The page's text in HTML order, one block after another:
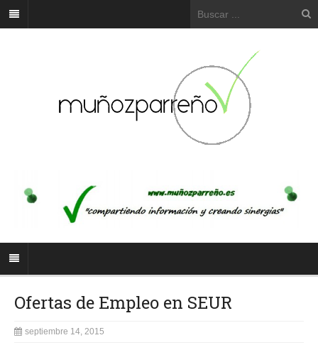
Ofertas de Empleo en SEUR
septiembre 14, 2015